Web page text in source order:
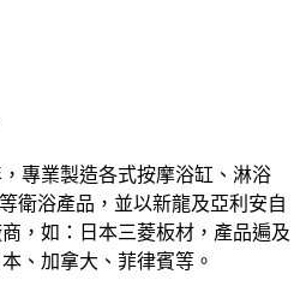
專業製造各式按摩浴缸、淋浴
衛浴產品，並以新龍及亞利安自
，如：日本三菱板材，產品遍及
、加拿大、菲律賓等。